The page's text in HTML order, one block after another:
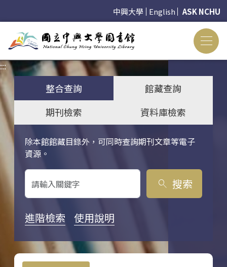
中興大學 English ASK NCHU
:::
整合查詢
館藏查詢
期刊檢索
資料庫檢索
除本館館藏目錄外，可同時查詢期刊文章等電子
資源。
關鍵字搜尋
search 搜索
進階檢索 使用說明